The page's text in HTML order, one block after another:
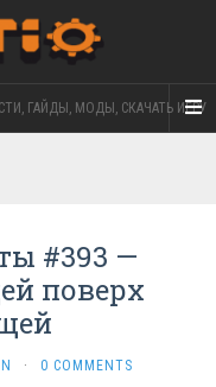
ГАЙДЫ, МОДЫ, СКАЧАТЬ ИГРУ
#393 —
поверх
· 0 COMMENTS